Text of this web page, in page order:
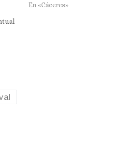
En «Cáceres»